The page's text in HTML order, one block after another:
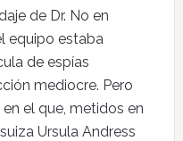
de Dr. No en
equipo estaba
de espías
mediocre. Pero
el que, metidos en
Ursula Andress